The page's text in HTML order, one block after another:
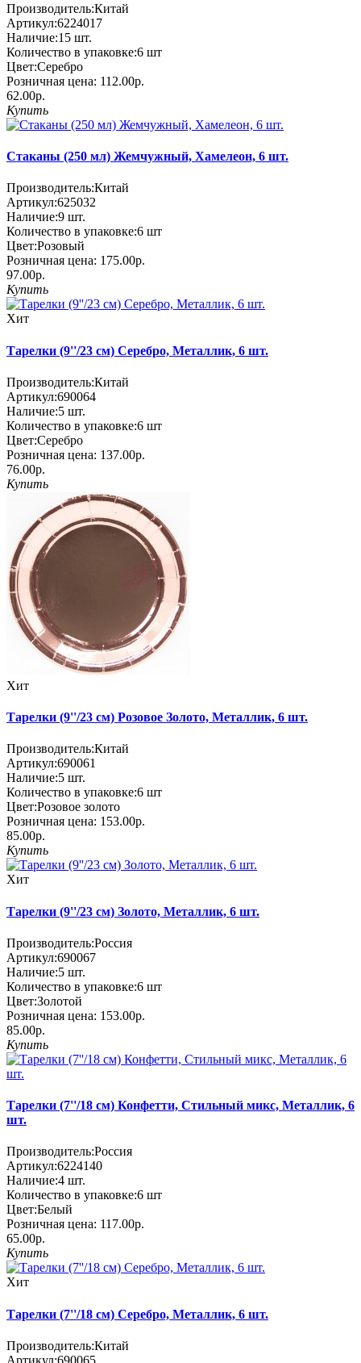
Производитель:Китай
Артикул:6224017
Наличие:15 шт.
Количество в упаковке:6 шт
Цвет:Серебро
Розничная цена: 112.00р.
62.00р.
Купить
Стаканы (250 мл) Жемчужный, Хамелеон, 6 шт.
Производитель:Китай
Артикул:625032
Наличие:9 шт.
Количество в упаковке:6 шт
Цвет:Розовый
Розничная цена: 175.00р.
97.00р.
Купить
Хит
Тарелки (9''/23 см) Серебро, Металлик, 6 шт.
Производитель:Китай
Артикул:690064
Наличие:5 шт.
Количество в упаковке:6 шт
Цвет:Серебро
Розничная цена: 137.00р.
76.00р.
Купить
Хит
Тарелки (9''/23 см) Розовое Золото, Металлик, 6 шт.
Производитель:Китай
Артикул:690061
Наличие:5 шт.
Количество в упаковке:6 шт
Цвет:Розовое золото
Розничная цена: 153.00р.
85.00р.
Купить
Хит
Тарелки (9''/23 см) Золото, Металлик, 6 шт.
Производитель:Россия
Артикул:690067
Наличие:5 шт.
Количество в упаковке:6 шт
Цвет:Золотой
Розничная цена: 153.00р.
85.00р.
Купить
Тарелки (7''/18 см) Конфетти, Стильный микс, Металлик, 6
шт.
Производитель:Россия
Артикул:6224140
Наличие:4 шт.
Количество в упаковке:6 шт
Цвет:Белый
Розничная цена: 117.00р.
65.00р.
Купить
Хит
Тарелки (7''/18 см) Серебро, Металлик, 6 шт.
Производитель:Китай
Артикул:690065